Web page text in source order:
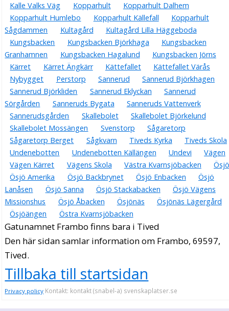
Kalle Valks Väg
Kopparhult
Kopparhult Dalhem
Kopparhult Humlebo
Kopparhult Källefall
Kopparhult
Sågdammen
Kultagård
Kultagård Lilla Häggeboda
Kungsbacken
Kungsbacken Björkhaga
Kungsbacken
Granhamnen
Kungsbacken Hagalund
Kungsbacken Jörns
Kärret
Kärret Ängkärr Kättefallet
Kättefallet Värås
Nybygget
Perstorp Sannerud
Sannerud Björkhagen
Sannerud Björkliden
Sannerud Eklyckan
Sannerud
Sörgården
Sanneruds Bygata
Sanneruds Vattenverk
Sannerudsgården
Skallebolet
Skallebolet Björkelund
Skallebolet Mossängen
Svenstorp
Sågaretorp
Sågaretorp Berget
Sågkvarn Tiveds Kyrka
Tiveds Skola
Undenebotten
Undenebotten Källängen Undevi
Vägen
Vägen Kärret
Vägens Skola Västra Kvarnsjöbacken
Ösjö
Ösjö Amerika
Ösjö Backbrynet Ösjö Enbacken
Ösjö
Lanåsen
Ösjö Sanna Ösjö Stackabacken
Ösjö Vägens
Missionshus
Ösjö Åbacken Ösjönäs
Ösjönäs Lägergård
Ösjöängen
Östra Kvarnsjöbacken
Gatunamnet Frambo finns bara i Tived
Den här sidan samlar information om Frambo, 69597,
Tived.
Tillbaka till startsidan
Privacy policy Kontakt: kontakt (snabel-a) svenskaplatser.se